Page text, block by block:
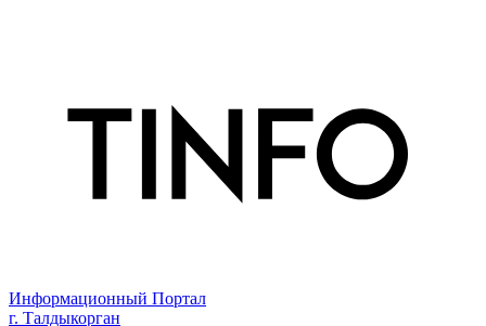
Информационный Портал
г. Талдыкорган